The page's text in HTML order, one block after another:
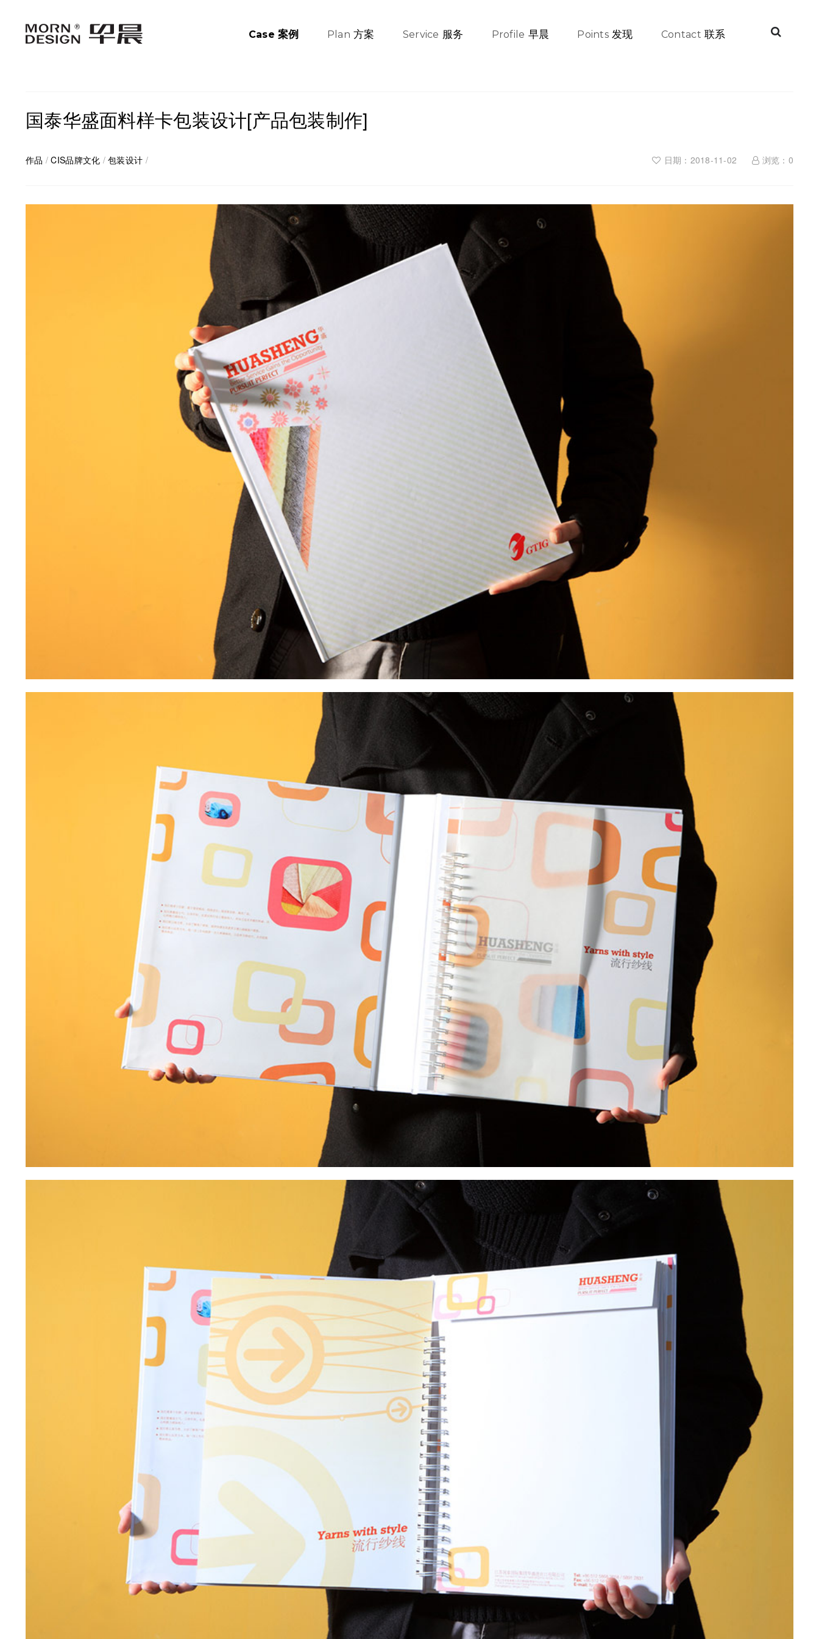
Case 案例 Plan 方案 Service 服务 Profile 早晨 Points 发现 Contact 联系
国泰华盛面料样卡包装设计[产品包装制作]
作品 /CIS品牌文化 /包装设计 / 日期：2018-11-02 浏览： 0